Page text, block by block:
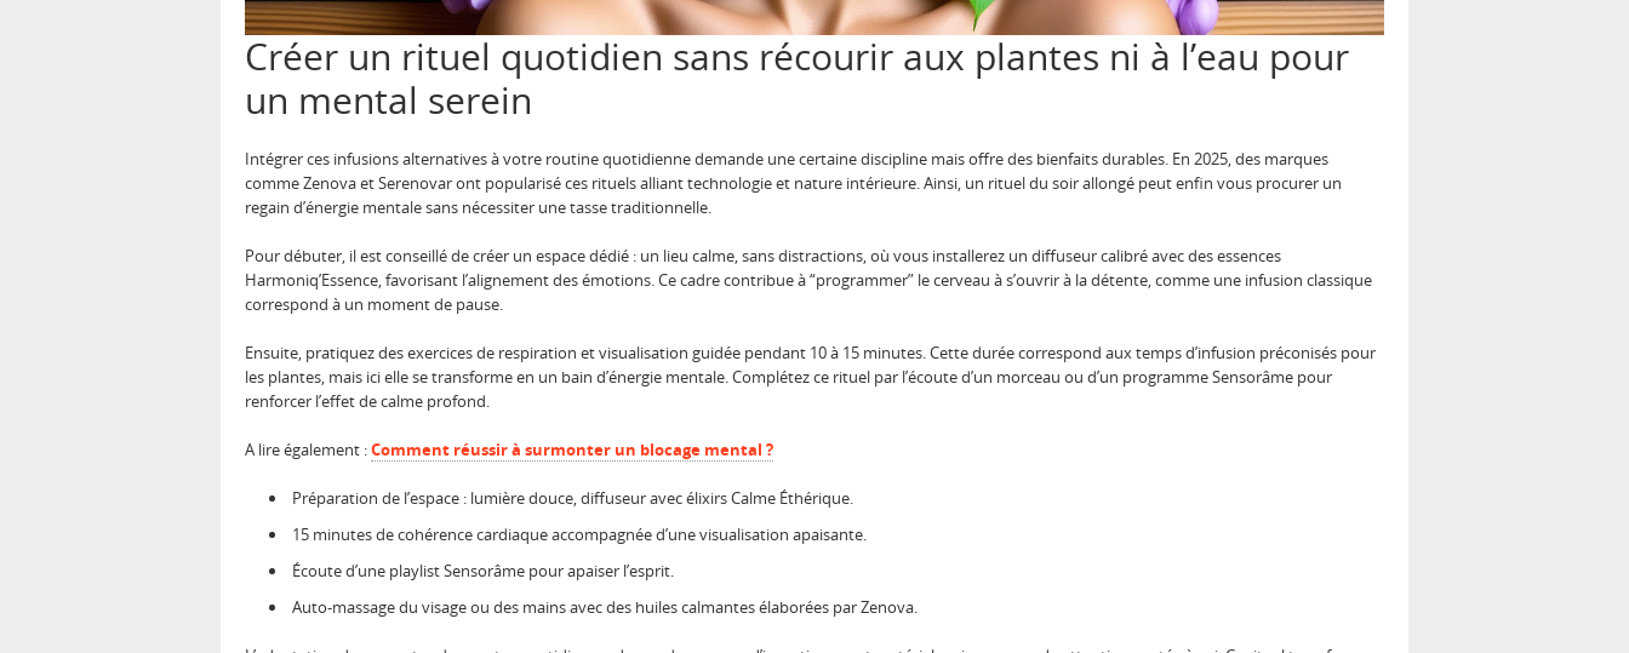
Créer un rituel quotidien sans récourir aux plantes ni à l’eau pour
un mental serein
Intégrer ces infusions alternatives à votre routine quotidienne demande une certaine discipline mais offre des bienfaits durables. En 2025, des marques
comme Zenova et Serenovar ont popularisé ces rituels alliant technologie et nature intérieure. Ainsi, un rituel du soir allongé peut enfin vous procurer un
regain d’énergie mentale sans nécessiter une tasse traditionnelle.
Pour débuter, il est conseillé de créer un espace dédié : un lieu calme, sans distractions, où vous installerez un diffuseur calibré avec des essences
Harmoniq’Essence, favorisant l’alignement des émotions. Ce cadre contribue à “programmer” le cerveau à s’ouvrir à la détente, comme une infusion classique
correspond à un moment de pause.
Ensuite, pratiquez des exercices de respiration et visualisation guidée pendant 10 à 15 minutes. Cette durée correspond aux temps d’infusion préconisés pour
les plantes, mais ici elle se transforme en un bain d’énergie mentale. Complétez ce rituel par l’écoute d’un morceau ou d’un programme Sensorâme pour
renforcer l’effet de calme profond.
A lire également :Comment réussir à surmonter un blocage mental ?
Préparation de l’espace : lumière douce, diffuseur avec élixirs Calme Éthérique.
15 minutes de cohérence cardiaque accompagnée d’une visualisation apaisante.
Écoute d’une playlist Sensorâme pour apaiser l’esprit.
Auto-massage du visage ou des mains avec des huiles calmantes élaborées par Zenova.